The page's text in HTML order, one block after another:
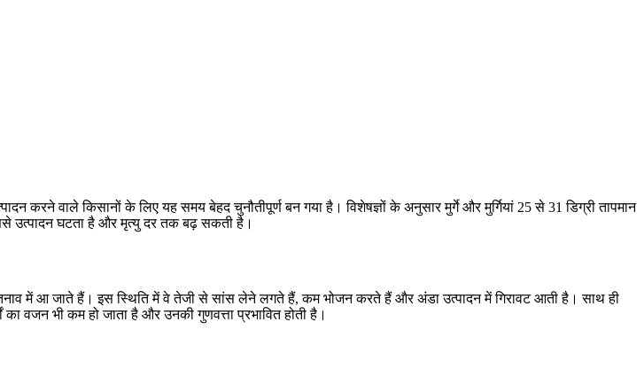
करने वाले किसानों के लिए यह समय बेहद चुनौतीपूर्ण बन गया है। विशेषज्ञों के अनुसार मुर्गे और मुर्गियां 25 से 31 डिग्री तापमान
उत्पादन घटता है और मृत्यु दर तक बढ़ सकती है।
वे तनाव में आ जाते हैं। इस स्थिति में वे तेजी से सांस लेने लगते हैं, कम भोजन करते हैं और अंडा उत्पादन में गिरावट आती है। साथ ही
वजन भी कम हो जाता है और उनकी गुणवत्ता प्रभावित होती है।